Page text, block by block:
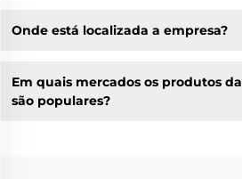
Onde está localizada a empresa?
Em quais mercados os produtos
são populares?